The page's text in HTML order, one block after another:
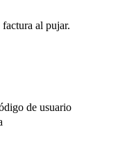
al pujar.
de usuario